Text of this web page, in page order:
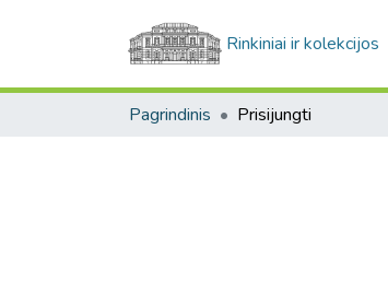
Rinkiniai ir kolekcijos
Pagrindinis Prisijungti